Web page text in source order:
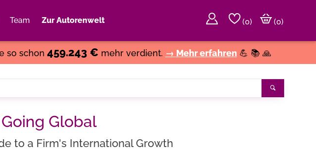
Team Zur Autorenwelt (0)
(0)
so schon 459.243 € mehr verdient. → Mehr erfahren 💪 📚 🙏
Global
to a Firm's International Growth